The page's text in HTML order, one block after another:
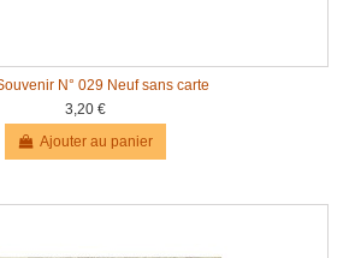
N° 029 Neuf sans carte
3,20 €
Ajouter au panier